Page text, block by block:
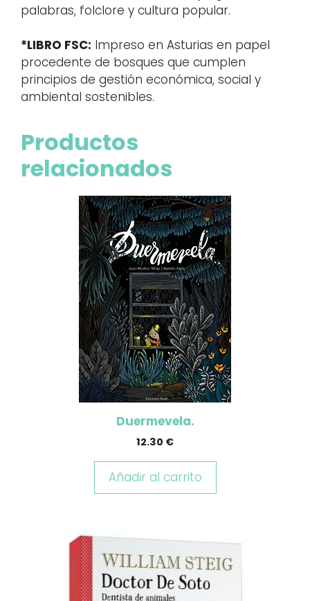
palabras, folclore y cultura popular.
*LIBRO FSC: Impreso en Asturias en papel
procedente de bosques que cumplen
principios de gestión económica, social y
ambiental sostenibles.
Productos
relacionados
Duermevela.
12.30 €
Añadir al carrito